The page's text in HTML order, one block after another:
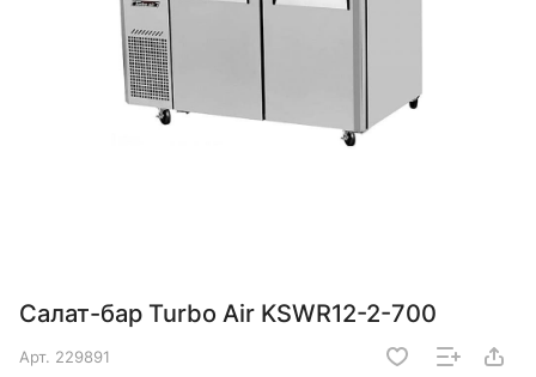
Салат-бар Turbo Air KSWR12-2-700
Арт. 229891